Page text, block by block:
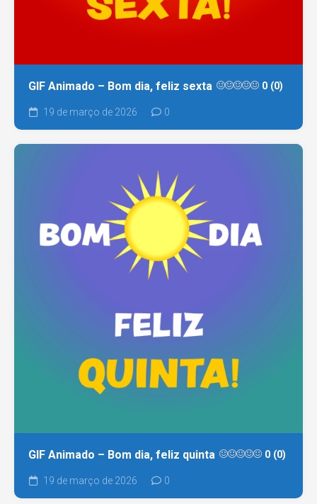
GIF Animado – Bom dia, feliz sexta 0 (0)
19 de março de 2026 0
GIF Animado – Bom dia, feliz quinta 0 (0)
19 de março de 2026 0